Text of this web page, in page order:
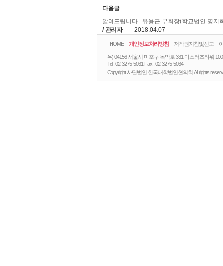
다음글
알려드립니다 : 유용근 부회장(학교법인 명지
/ 관리자
2018.04.07
HOME 개인정보처리방침 저작권지침및신고
우) 04156 서울시 마포구 독막로 331 마스터즈타워
Tel :02-3275-5031 Fax :02-3275-5034
Copyright 사단법인 한국대학법인협의회.All rights